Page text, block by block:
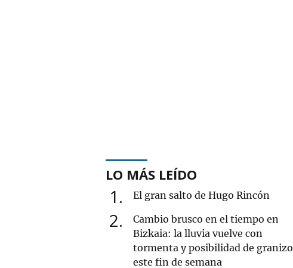
LO MÁS LEÍDO
1 El gran salto de Hugo Rincón
2
Cambio brusco en el tiempo en
Bizkaia: la lluvia vuelve con
tormenta y posibilidad de granizo
este fin de semana